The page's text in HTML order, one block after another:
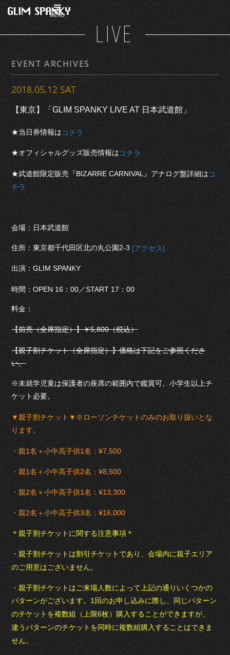
MENU
LIVE
EVENT ARCHIVES
2018.05.12 SAT
【東京】「GLIM SPANKY LIVE AT 日本武道館」
★当日券情報はコチラ
★オフィシャルグッズ販売情報はコチラ
★武道館限定販売『BIZARRE CARNIVAL』アナログ盤詳細はコ
チラ
会場：日本武道館
住所：東京都千代田区北の丸公園2-3 [アクセス]
出演：GLIM SPANKY
時間：OPEN 16：00／START 17：00
料金：
【前売（全席指定）】￥5,800（税込）
【親子割チケット（全席指定）】価格は下記をご参照くださ
い。
※未就学児童は保護者の座席の範囲内で鑑賞可。小学生以上チ
ケット必要。
▼親子割チケット▼※ローソンチケットのみのお取り扱いとな
ります。
・親1名＋小中高子供1名：¥7,500
・親1名＋小中高子供2名：¥8,500
・親2名＋小中高子供1名：¥13,300
・親2名＋小中高子供3名：¥16,000
＊親子割チケットに関する注意事項＊
・親子割チケットは割引チケットであり、会場内に親子エリア
のご用意はございません。
・親子割チケットはご来場人数によって上記の通りいくつかの
パターンがございます。1回のお申し込みに際し、同じパターン
のチケットを複数組（上限6枚）購入することができますが、
違うパターンのチケットを同時に複数組購入することはできま
せん。